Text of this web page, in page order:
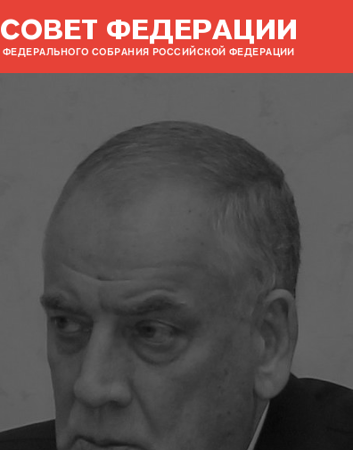
СОВЕТ ФЕДЕРАЦИИ
ФЕДЕРАЛЬНОГО СОБРАНИЯ РОССИЙСКОЙ ФЕДЕРАЦИИ